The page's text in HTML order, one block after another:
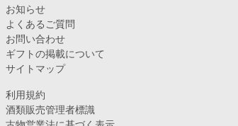
お知らせ
よくあるご質問
お問い合わせ
ギフトの掲載について
サイトマップ
利用規約
酒類販売管理者標識